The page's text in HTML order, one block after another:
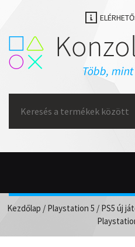
for:
Kezdőlap / Playstation 5 / PS5 új